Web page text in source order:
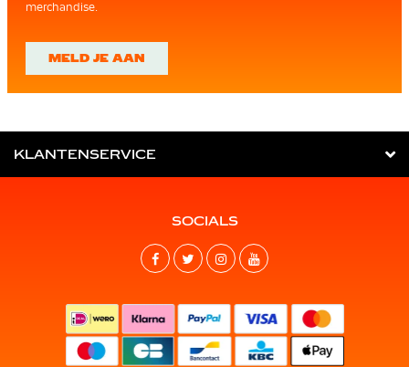
merchandise.
MELD JE AAN
KLANTENSERVICE
SOCIALS